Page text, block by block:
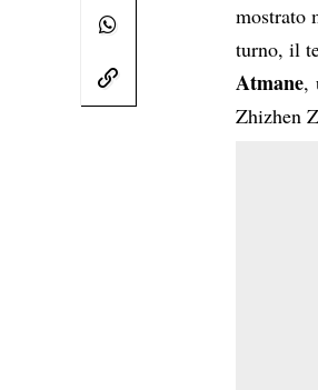
mostrato
turno, il
Atmane,
Zhizhen